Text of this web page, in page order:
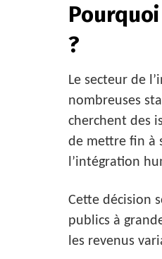
?
Le secteur de
nombreuses
cherchent des
de mettre fin à
l’intégration
Cette décision
publics à
les revenus